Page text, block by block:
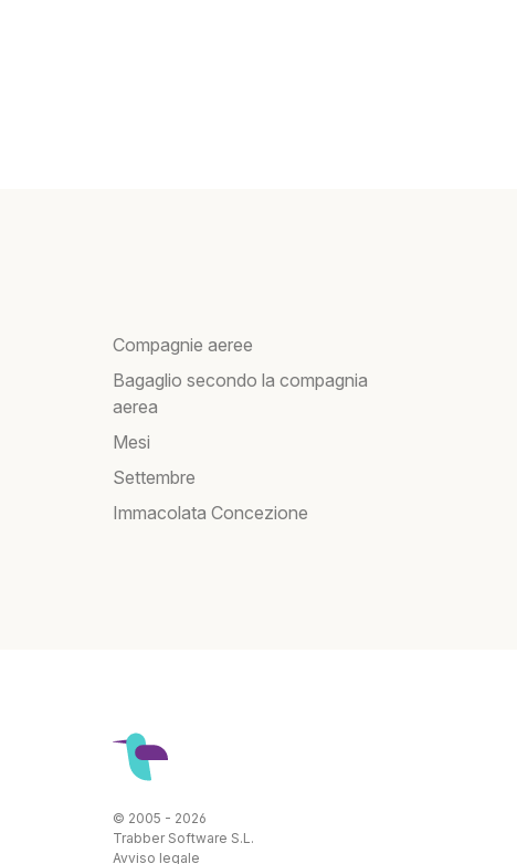
Compagnie aeree
Bagaglio secondo la compagnia
aerea
Mesi
Settembre
Immacolata Concezione
© 2005 - 2026
Trabber Software S.L.
Avviso legale